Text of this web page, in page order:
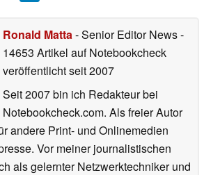
Ronald Matta- Senior Editor News-
14653 Artikel auf Notebookcheck
veröffentlichtseit 2007
Seit 2007 bin ich Redakteur bei
Notebookcheck.com. Als freier Autor
andere Print- und Onlinemedien
Vor meiner journalistischen
als gelernter Netzwerktechniker und